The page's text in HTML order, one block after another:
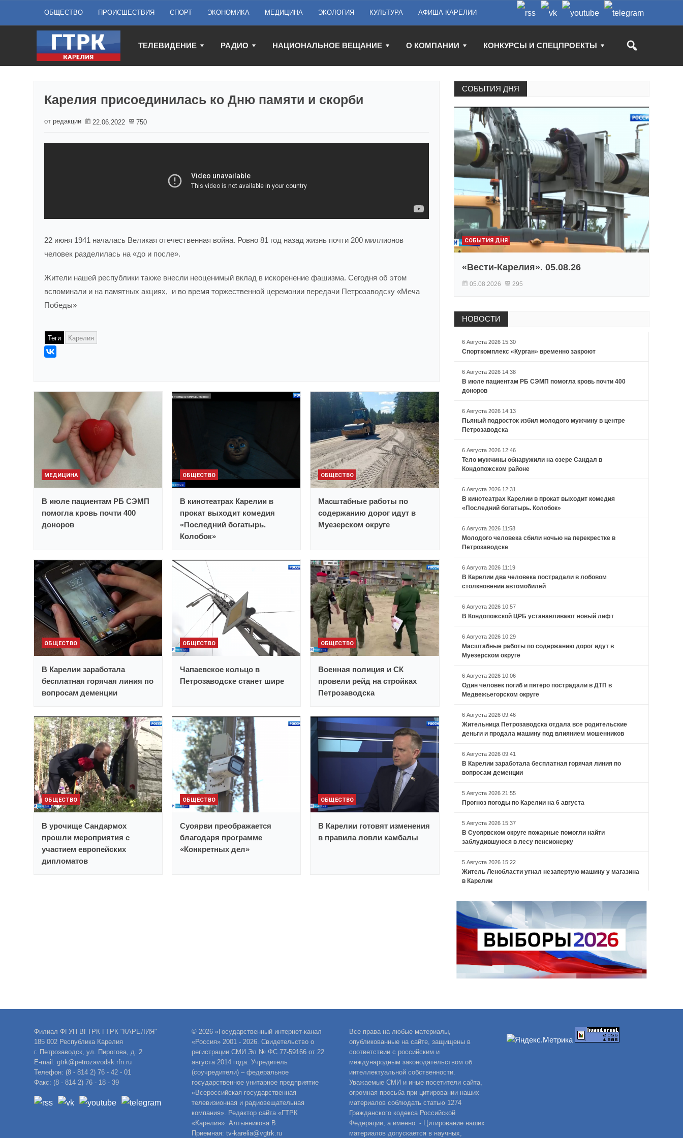
ОБЩЕСТВО ПРОИСШЕСТВИЯ СПОРТ ЭКОНОМИКА МЕДИЦИНА ЭКОЛОГИЯ КУЛЬТУРА АФИША КАРЕЛИИ
ТЕЛЕВИДЕНИЕ РАДИО НАЦИОНАЛЬНОЕ ВЕЩАНИЕ О КОМПАНИИ КОНКУРСЫ И СПЕЦПРОЕКТЫ
Карелия присоединилась ко Дню памяти и скорби
от редакции 22.06.2022 750
22 июня 1941 началась Великая отечественная война. Ровно 81 год назад жизнь почти 200 миллионов
человек разделилась на «до и после».
Жители нашей республики также внесли неоценимый вклад в искоренение фашизма. Сегодня об этом
вспоминали и на памятных акциях, и во время торжественной церемонии передачи Петрозаводску «Меча
Победы»
Теги Карелия
МЕДИЦИНА
В июле пациентам РБ СЭМП
помогла кровь почти 400
доноров
ОБЩЕСТВО
В кинотеатрах Карелии в
прокат выходит комедия
«Последний богатырь.
Колобок»
ОБЩЕСТВО
Масштабные работы по
содержанию дорог идут в
Муезерском округе
ОБЩЕСТВО
В Карелии заработала
бесплатная горячая линия по
вопросам деменции
ОБЩЕСТВО
Чапаевское кольцо в
Петрозаводске станет шире
ОБЩЕСТВО
Военная полиция и СК
провели рейд на стройках
Петрозаводска
ОБЩЕСТВО
В урочище Сандармох
прошли мероприятия с
участием европейских
дипломатов
ОБЩЕСТВО
Суоярви преображается
благодаря программе
«Конкретных дел»
ОБЩЕСТВО
В Карелии готовят изменения
в правила ловли камбалы
СОБЫТИЯ ДНЯ
СОБЫТИЯ ДНЯ
«Вести-Карелия». 05.08.26
05.08.2026 295
НОВОСТИ
6 Августа 2026 15:30
Спорткомплекс «Курган» временно закроют
6 Августа 2026 14:38
В июле пациентам РБ СЭМП помогла кровь почти 400
доноров
6 Августа 2026 14:13
Пьяный подросток избил молодого мужчину в центре
Петрозаводска
6 Августа 2026 12:46
Тело мужчины обнаружили на озере Сандал в
Кондопожском районе
6 Августа 2026 12:31
В кинотеатрах Карелии в прокат выходит комедия
«Последний богатырь. Колобок»
6 Августа 2026 11:58
Молодого человека сбили ночью на перекрестке в
Петрозаводске
6 Августа 2026 11:19
В Карелии два человека пострадали в лобовом
столкновении автомобилей
6 Августа 2026 10:57
В Кондопожской ЦРБ устанавливают новый лифт
6 Августа 2026 10:29
Масштабные работы по содержанию дорог идут в
Муезерском округе
6 Августа 2026 10:06
Один человек погиб и пятеро пострадали в ДТП в
Медвежьегорском округе
6 Августа 2026 09:46
Жительница Петрозаводска отдала все родительские
деньги и продала машину под влиянием мошенников
6 Августа 2026 09:41
В Карелии заработала бесплатная горячая линия по
вопросам деменции
5 Августа 2026 21:55
Прогноз погоды по Карелии на 6 августа
5 Августа 2026 15:37
В Суоярвском округе пожарные помогли найти
заблудившуюся в лесу пенсионерку
5 Августа 2026 15:22
Житель Ленобласти угнал незапертую машину у магазина
в Карелии
Филиал ФГУП ВГТРК ГТРК "КАРЕЛИЯ"
185 002 Республика Карелия
г. Петрозаводск, ул. Пирогова, д. 2
E-mail: gtrk@petrozavodsk.rfn.ru
Телефон: (8 - 814 2) 76 - 42 - 01
Факс: (8 - 814 2) 76 - 18 - 39
© 2026 «Государственный интернет-канал
«Россия» 2001 - 2026. Свидетельство о
регистрации СМИ Эл № ФС 77-59166 от 22
августа 2014 года. Учредитель
(соучредители) – федеральное
государственное унитарное предприятие
«Всероссийская государственная
телевизионная и радиовещательная
компания». Редактор сайта «ГТРК
«Карелия»: Алтынникова В.
Приемная: tv-karelia@vgtrk.ru
Все права на любые материалы,
опубликованные на сайте, защищены в
соответствии с российским и
международным законодательством об
интеллектуальной собственности.
Уважаемые СМИ и иные посетители сайта,
огромная просьба при цитировании наших
материалов соблюдать статью 1274
Гражданского кодекса Российской
Федерации, а именно: - Цитирование наших
материалов допускается в научных,